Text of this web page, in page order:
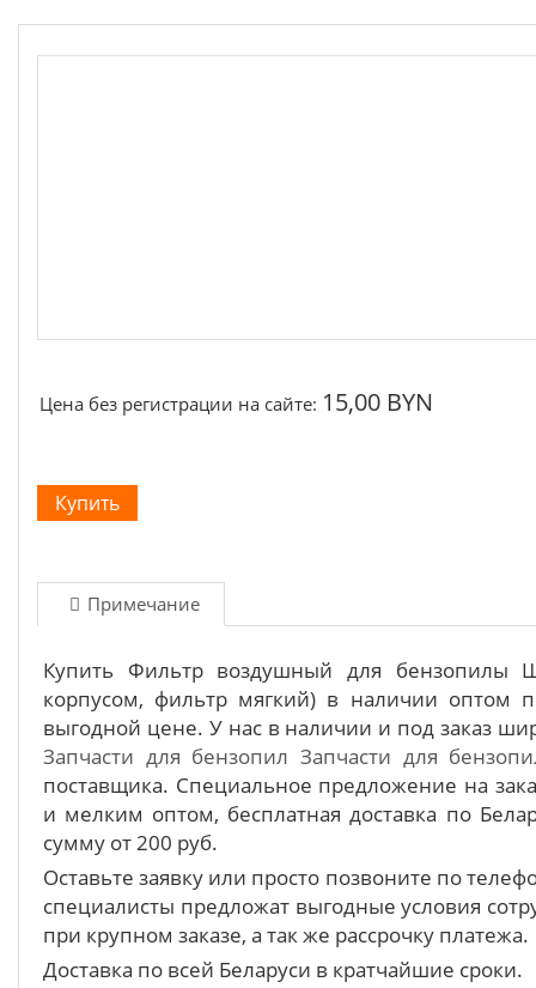
Цена без регистрации на сайте: 15,00 BYN
Примечание
Купить Фильтр воздушный для бензопилы
корпусом, фильтр мягкий) в наличии оптом
выгодной цене. У нас в наличии и под заказ
Запчасти для бензопил Запчасти для
поставщика. Специальное предложение на
и мелким оптом, бесплатная доставка по
сумму от 200 руб.
Оставьте заявку или просто позвоните по
специалисты предложат выгодные условия
при крупном заказе, а так же рассрочку платежа.
Доставка по всей Беларуси в кратчайшие сроки.